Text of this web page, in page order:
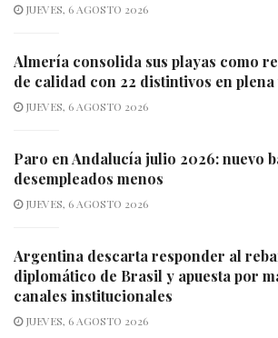
JUEVES, 6 AGOSTO 2026
Almería consolida sus playas como
de calidad con 22 distintivos en
JUEVES, 6 AGOSTO 2026
Paro en Andalucía julio 2026: nuevo
desempleados menos
JUEVES, 6 AGOSTO 2026
Argentina descarta responder al
diplomático de Brasil y apuesta por
canales institucionales
JUEVES, 6 AGOSTO 2026